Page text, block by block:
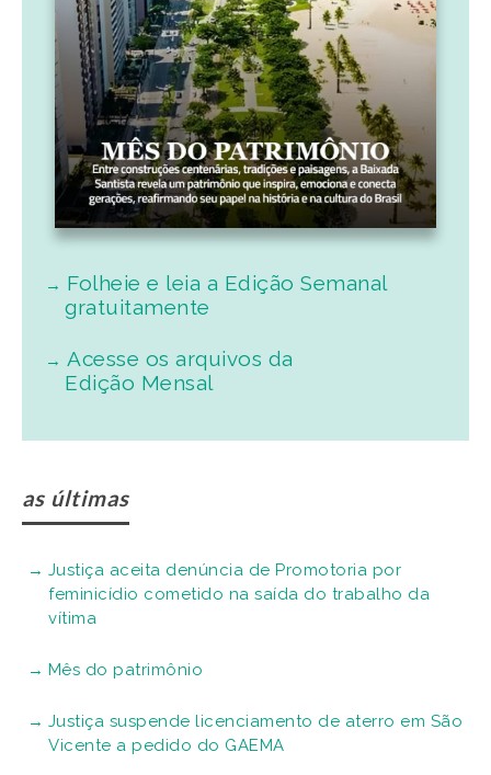
Folheie e leia a Edição Semanal
gratuitamente
Acesse os arquivos da
Edição Mensal
as últimas
Justiça aceita denúncia de Promotoria por
feminicídio cometido na saída do trabalho da
vítima
Mês do patrimônio
Justiça suspende licenciamento de aterro em São
Vicente a pedido do GAEMA